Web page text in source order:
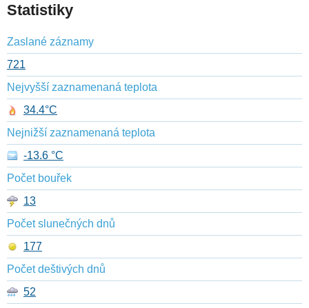
Statistiky
Zaslané záznamy
721
Nejvyšší zaznamenaná teplota
34.4°C
Nejnižší zaznamenaná teplota
-13.6 °C
Počet bouřek
13
Počet slunečných dnů
177
Počet deštivých dnů
52